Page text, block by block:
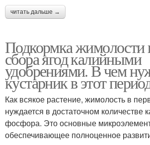
читать дальше →
Подкормка жимолости
сбора ягод калийными
удобрениями. В чем
кустарник в этот
Как всякое растение, жимолость в
нуждается в достаточном количестве
фосфора. Это основные
обеспечивающее полноценное